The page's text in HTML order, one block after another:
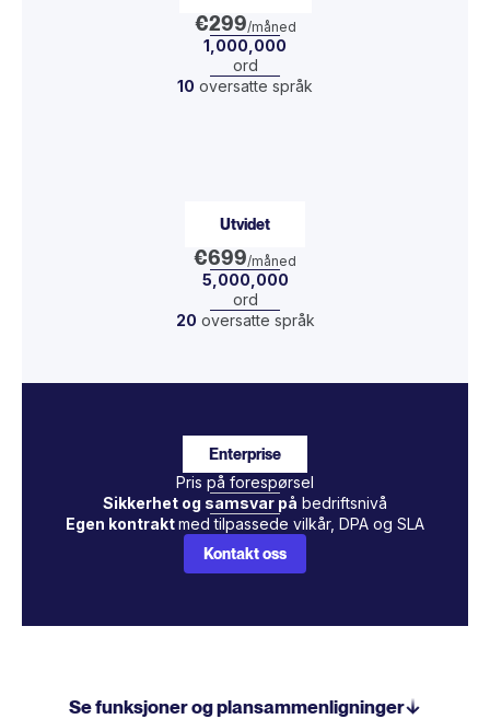
€299/måned
1,000,000
ord
10 oversatte språk
Utvidet
€699/måned
5,000,000
ord
20 oversatte språk
Enterprise
Pris på forespørsel
Sikkerhet og samsvar på bedriftsnivå
Egen kontraktmed tilpassede vilkår, DPA og SLA
Kontakt oss
Se funksjoner og plansammenligninger